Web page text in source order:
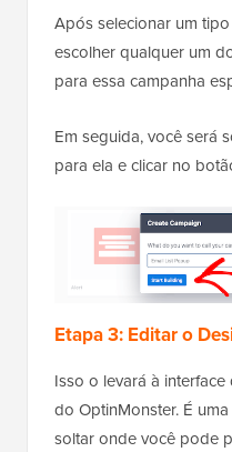
Após selecionar um
escolher qualquer um
para essa campanha
Em seguida, você será
para ela e clicar no
Etapa 3: Editar o
Isso o levará à
do OptinMonster. É
soltar onde você pode